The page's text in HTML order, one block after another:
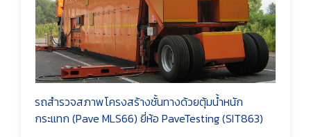
รถสำรวจสภาพโครงสร้างชั้นทางด้วยตุ้มน้ำหนัก
กระแทก (Pave MLS66) ยี่ห้อ PaveTesting (SIT863)